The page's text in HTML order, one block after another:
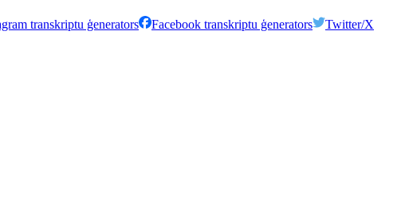
transkriptu ģenerators Facebook transkriptu ģenerators
Twitter/X